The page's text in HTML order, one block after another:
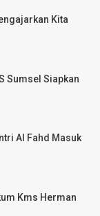
Kita
Sumsel Siapkan
Al Fahd Masuk
Kms Herman